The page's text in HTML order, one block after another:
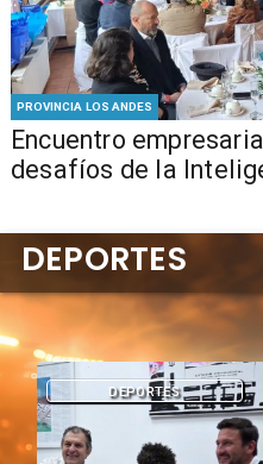
PROVINCIA LOS ANDES
Encuentro
desafíos de la
DEPORTES
DEPORTES